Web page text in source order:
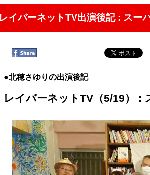
レイバーネットTV出演後記 : スー
●北穂さゆりの出演後記
レイバーネットTV（5/19） :